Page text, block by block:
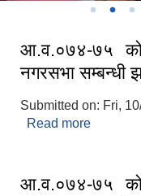
आ.व.०७४-७५ को
नगरसभा सम्बन्धी
Submitted on: Fri,
Read more
आ.व.०७४-७५ को